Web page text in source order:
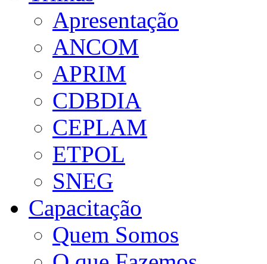
Apresentação
ANCOM
APRIM
CDBDIA
CEPLAM
ETPOL
SNEG
Capacitação
Quem Somos